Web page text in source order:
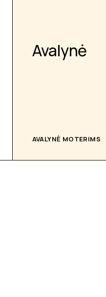
Avalynė
AVALYNĖ MOTERIMS